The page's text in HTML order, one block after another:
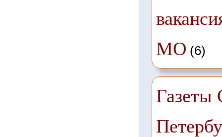
МО (6)
Газеты